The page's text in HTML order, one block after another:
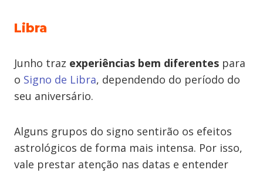
Libra
Junho traz experiências bem diferentes para
o Signo de Libra, dependendo do período do
seu aniversário.
Alguns grupos do signo sentirão os efeitos
astrológicos de forma mais intensa. Por isso,
vale prestar atenção nas datas e entender